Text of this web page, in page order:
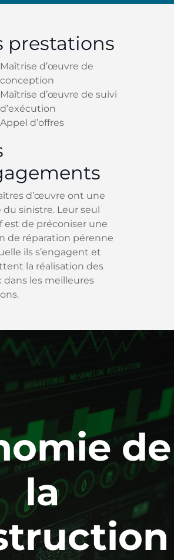
prestations
Maîtrise d’œuvre de
conception
Maîtrise d’œuvre de suivi
d’exécution
Appel d’offres
d’œuvre ont une
sinistre. Leur seul
est de préconiser une
de réparation pérenne
ils s’engagent et
la réalisation des
dans les meilleures
de
la